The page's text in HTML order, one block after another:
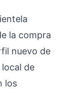
la compra
nuevo de
de
los